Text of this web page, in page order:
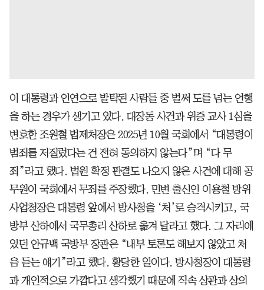
이 대통령과 인연으로 발탁된 사람들 중 벌써 도를 넘는 언행
을 하는 경우가 생기고 있다. 대장동 사건과 위증 교사 1심을
변호한 조원철 법제처장은 2025년 10월 국회에서 “대통령이
범죄를 저질렀다는 건 전혀 동의하지 않는다”며 “다 무
죄”라고 했다. 법원 확정 판결도 나오지 않은 사건에 대해 공
무원이 국회에서 무죄를 주장했다. 민변 출신인 이용철 방위
사업청장은 대통령 앞에서 방사청을 ‘처’로 승격시키고, 국
방부 산하에서 국무총리 산하로 옮겨 달라고 했다. 그 자리에
있던 안규백 국방부 장관은 “내부 토론도 해보지 않았고 처
음 듣는 얘기”라고 했다. 황당한 일이다. 방사청장이 대통령
과 개인적으로 가깝다고 생각했기 때문에 직속 상관과 상의